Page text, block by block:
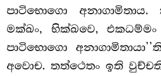
පාටිභොගො අනාගාමිතාය.
මක්ඛං, භික්ඛවෙ,
පාටිභොගො
අවොච. තත්ථෙතං ඉති